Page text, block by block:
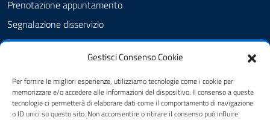
Gestisci Consenso Cookie
Per fornire le migliori esperienze, utilizziamo tecnologie come i cookie per
memorizzare e/o accedere alle informazioni del dispositivo. Il consenso a queste
tecnologie ci permetterà di elaborare dati come il comportamento di navigazione
o ID unici su questo sito. Non acconsentire o ritirare il consenso può influire
Prenotazione appuntamento
Segnalazione disservizio
Amministrazione Trasparente
Cookie Policy
Informativa privacy